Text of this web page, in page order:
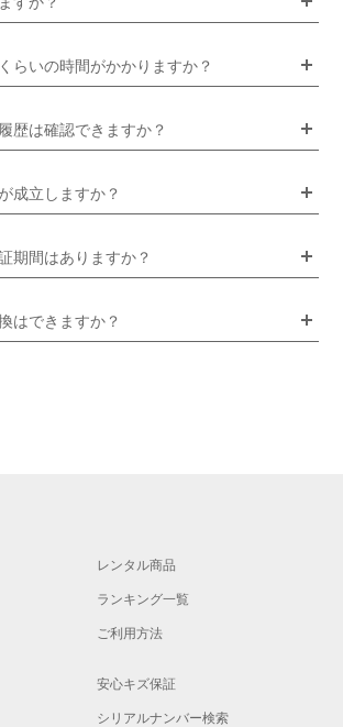
らいの時間がかかりますか？
歴は確認できますか？
成立しますか？
期間はありますか？
はできますか？
レンタル商品
ランキング一覧
ご利用方法
安心キズ保証
シリアルナンバー検索